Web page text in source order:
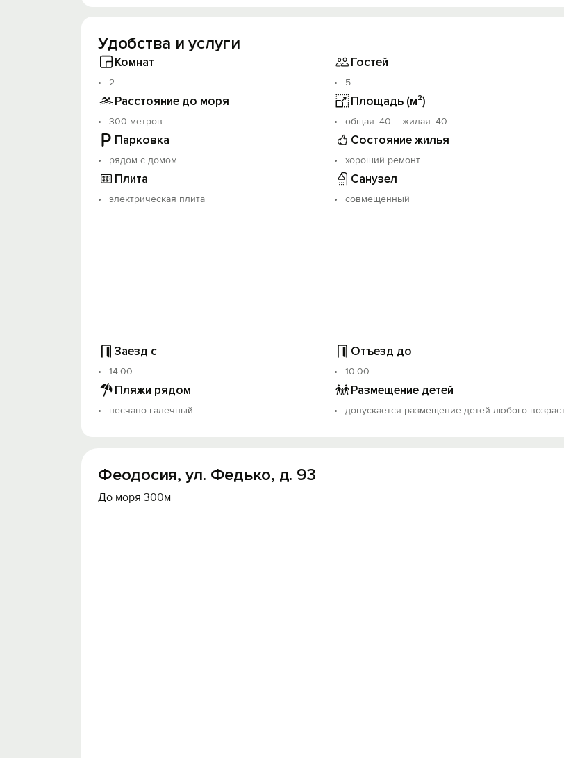
Удобства и услуги
Комнат
2
Гостей
5
Расстояние до моря
300 метров
Площадь (м²)
oбщая: 40 жилая: 40
Парковка
рядом с домом
Состояние жилья
хороший ремонт
Плита
электрическая плита
Санузел
совмещенный
Заезд с
14:00
Отъезд до
10:00
Пляжи рядом
песчано-галечный
Размещение детей
допускается размещение детей любого
Феодосия, ул. Федько, д. 93
До моря 300м